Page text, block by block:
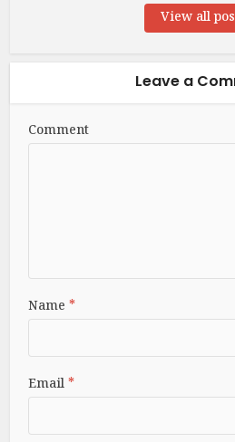
View all
Leave a
Comment
Name*
Email*